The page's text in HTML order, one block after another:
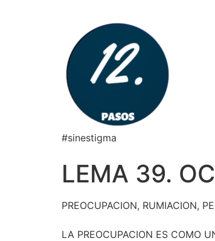
#sinestigma
LEMA 39.
PREOCUPACION, RUMIACION,
LA PREOCUPACION ES COMO